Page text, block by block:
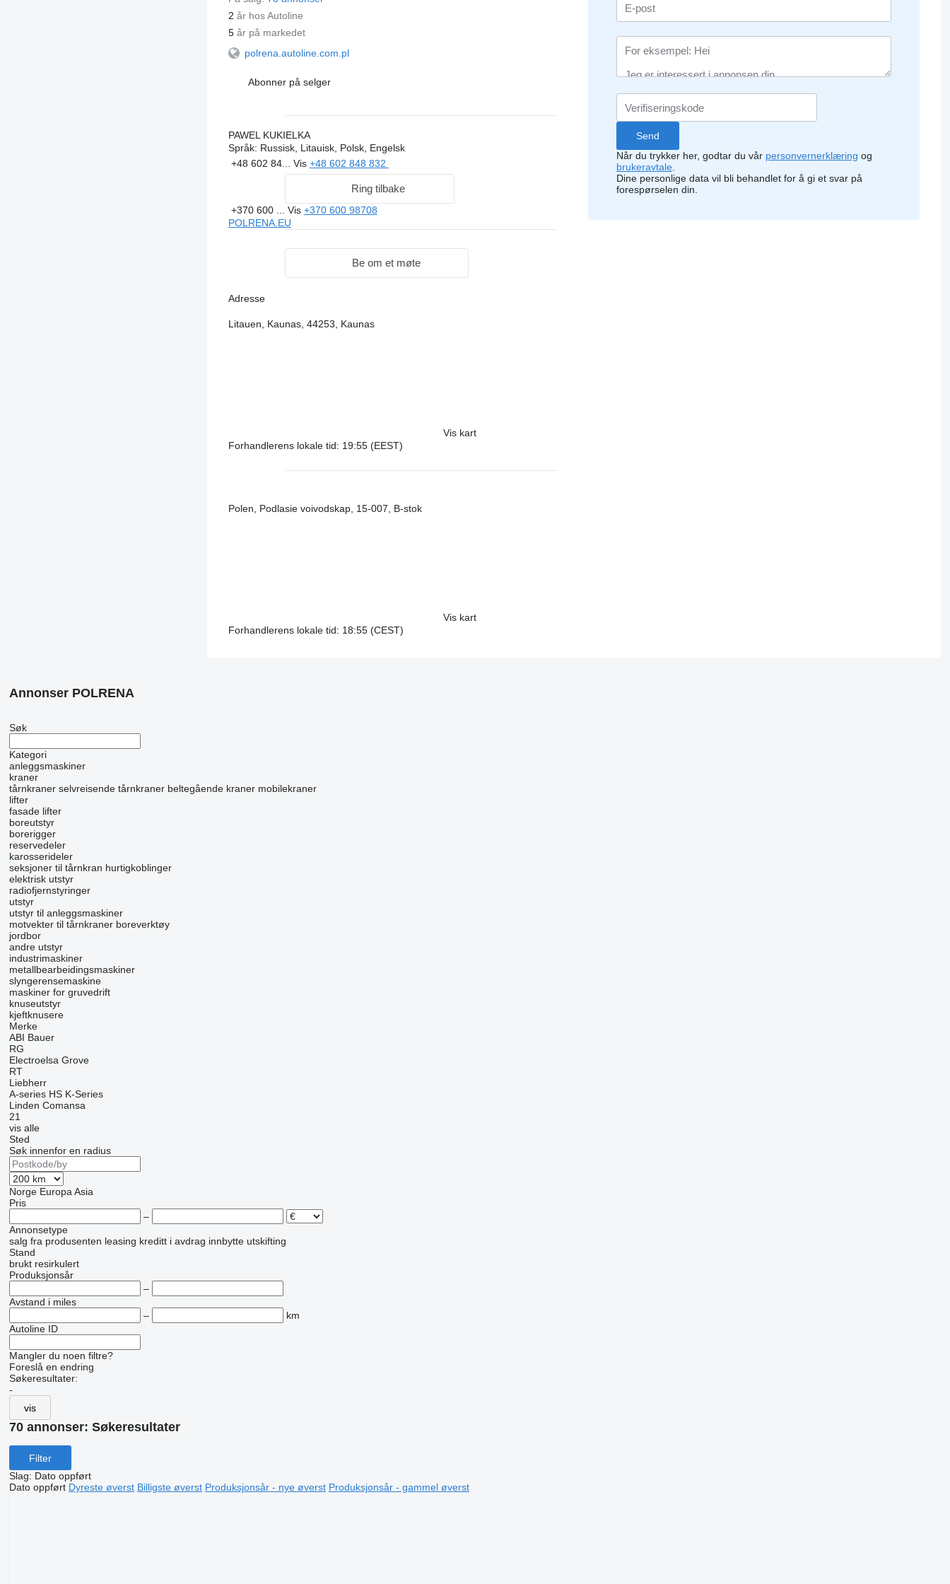
2 år hos Autoline
5år på markedet
polrena.autoline.com.pl
Abonner på selger
PAWEL KUKIELKA
Språk: Russisk, Litauisk, Polsk, Engelsk
+48 602 84... Vis +48 602 848 832
Ring tilbake
+370 600 ... Vis +370 600 98708
POLRENA.EU
Be om et møte
Adresse
Litauen, Kaunas, 44253, Kaunas
Vis kart
Forhandlerens lokale tid: 19:55 (EEST)
Polen, Podlasie voivodskap, 15-007, B-stok
Vis kart
Forhandlerens lokale tid: 18:55 (CEST)
Når du trykker her, godtar du vår personvernerklæring og
brukeravtale
Dine personlige data vil bli behandlet for å gi et svar på
forespørselen din.
Annonser POLRENA
Søk
Kategori
anleggsmaskiner
kraner
tårnkraner selvreisende tårnkraner beltegående kraner mobilekraner
lifter
fasade lifter
boreutstyr
borerigger
reservedeler
karosserideler
seksjoner til tårnkran hurtigkoblinger
elektrisk utstyr
radiofjernstyringer
utstyr
utstyr til anleggsmaskiner
motvekter til tårnkraner boreverktøy
jordbor
andre utstyr
industrimaskiner
metallbearbeidingsmaskiner
slyngerensemaskine
maskiner for gruvedrift
knuseutstyr
kjeftknusere
Merke
ABI Bauer
RG
Electroelsa Grove
RT
Liebherr
A-series HS K-Series
Linden Comansa
21
vis alle
Sted
Søk innenfor en radius
Norge Europa Asia
Pris
–
Annonsetype
salg fra produsenten leasing kreditt i avdrag innbytte utskifting
Stand
brukt resirkulert
Produksjonsår
–
Avstand i miles
–
km
Autoline ID
Mangler du noen filtre?
Foreslå en endring
Søkeresultater:
-
vis
70 annonser: Søkeresultater
Filter
Slag: Dato oppført
Dato oppført Dyreste øverst Billigste øverst Produksjonsår - nye øverst Produksjonsår - gammel øverst